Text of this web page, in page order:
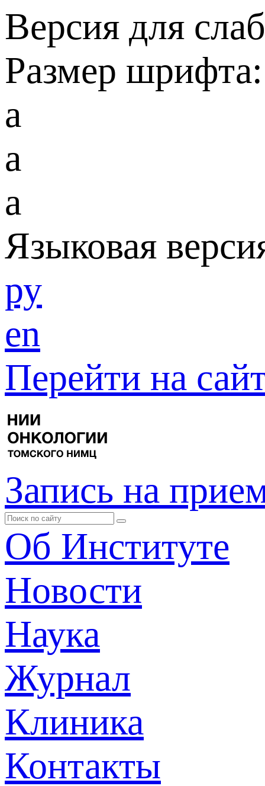
Версия для
Размер шрифта:
a
a
a
Языковая
ру
en
Перейти на
Запись на
Об Институте
Новости
Наука
Журнал
Клиника
Контакты